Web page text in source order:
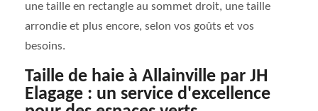
une taille en rectangle au sommet droit, une taille
arrondie et plus encore, selon vos goûts et vos
besoins.
Taille de haie à Allainville par JH
Elagage : un service d'excellence